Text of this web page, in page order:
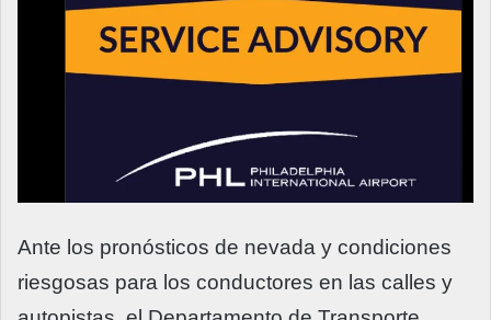
Ante los pronósticos de nevada y condiciones
riesgosas para los conductores en las calles y